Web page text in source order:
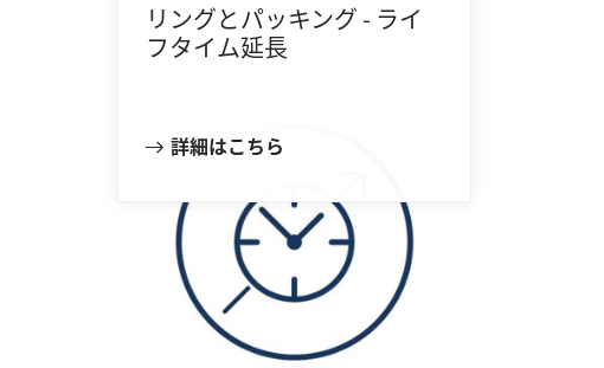
リングとパッキング - ライ
フタイム延長
詳細はこちら